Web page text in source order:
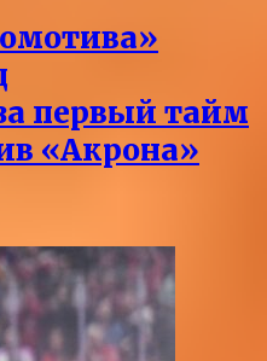
первый тайм
«Акрона»